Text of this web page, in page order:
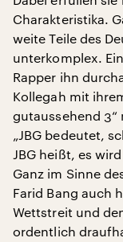
Charakteristika.
weite Teile des
unterkomplex.
Rapper ihn
Kollegah mit
gutaussehend 3“
„JBG bedeutet,
JBG heißt, es
Ganz im Sinne
Farid Bang auch
Wettstreit und
ordentlich